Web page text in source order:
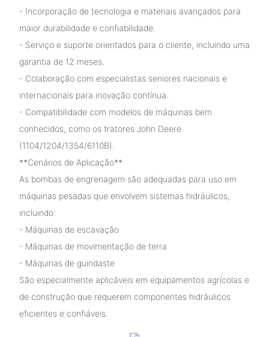
- Incorporação de tecnologia e materiais avançados para
maior durabilidade e confiabilidade.
- Serviço e suporte orientados para o cliente, incluindo uma
garantia de 12 meses.
- Colaboração com especialistas seniores nacionais e
internacionais para inovação contínua.
- Compatibilidade com modelos de máquinas bem
conhecidos, como os tratores John Deere
(1104/1204/1354/6110B).
**Cenários de Aplicação**
As bombas de engrenagem são adequadas para uso em
máquinas pesadas que envolvem sistemas hidráulicos,
incluindo:
- Máquinas de escavação
- Máquinas de movimentação de terra
- Máquinas de guindaste
São especialmente aplicáveis ​​em equipamentos agrícolas e
de construção que requerem componentes hidráulicos
eficientes e confiáveis.